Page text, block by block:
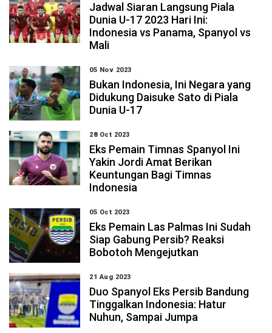
Jadwal Siaran Langsung Piala
Dunia U-17 2023 Hari Ini:
Indonesia vs Panama, Spanyol vs
Mali
05 Nov 2023
Bukan Indonesia, Ini Negara yang
Didukung Daisuke Sato di Piala
Dunia U-17
28 Oct 2023
Eks Pemain Timnas Spanyol Ini
Yakin Jordi Amat Berikan
Keuntungan Bagi Timnas
Indonesia
05 Oct 2023
Eks Pemain Las Palmas Ini Sudah
Siap Gabung Persib? Reaksi
Bobotoh Mengejutkan
21 Aug 2023
Duo Spanyol Eks Persib Bandung
Tinggalkan Indonesia: Hatur
Nuhun, Sampai Jumpa